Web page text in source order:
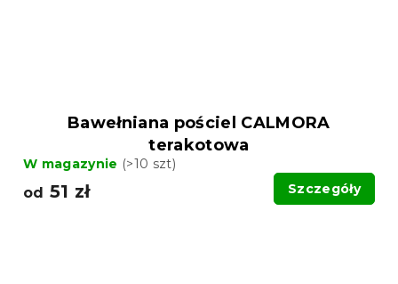
Bawełniana pościel CALMORA
terakotowa
W magazynie (>10 szt)
od 51 zł Szczegóły